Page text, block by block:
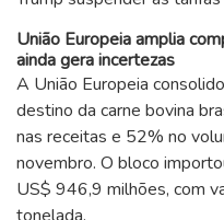
União Europeia amplia
ainda gera incertezas
A União Europeia
destino da carne bovina
nas receitas e 52% no
novembro. O bloco
US$ 946,9 milhões, com